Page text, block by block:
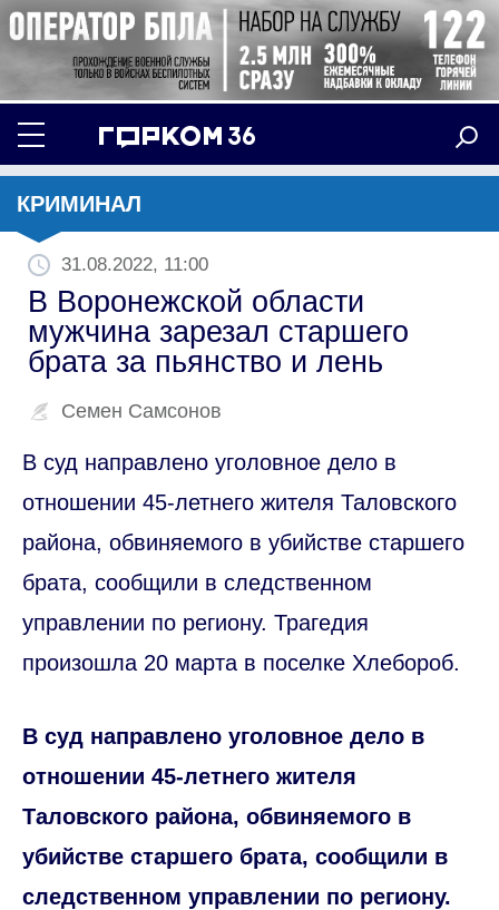
КРИМИНАЛ
31.08.2022, 11:00
В Воронежской области
мужчина зарезал старшего
брата за пьянство и лень
Семен Самсонов
В суд направлено уголовное дело в
отношении 45-летнего жителя Таловского
района, обвиняемого в убийстве старшего
брата, сообщили в следственном
управлении по региону. Трагедия
произошла 20 марта в поселке Хлебороб.
В суд направлено уголовное дело в
отношении 45-летнего жителя
Таловского района, обвиняемого в
убийстве старшего брата, сообщили в
следственном управлении по региону.